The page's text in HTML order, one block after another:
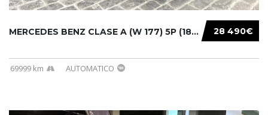
28 490€
MERCEDES BENZ CLASE A (W 177) 5P (18-) 2020....
69999 km AUTOMATICO